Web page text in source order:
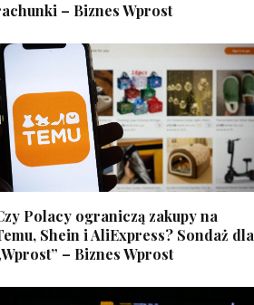
– Biznes Wprost
Polacy ograniczą zakupy na
Shein i AliExpress? Sondaż dla
– Biznes Wprost